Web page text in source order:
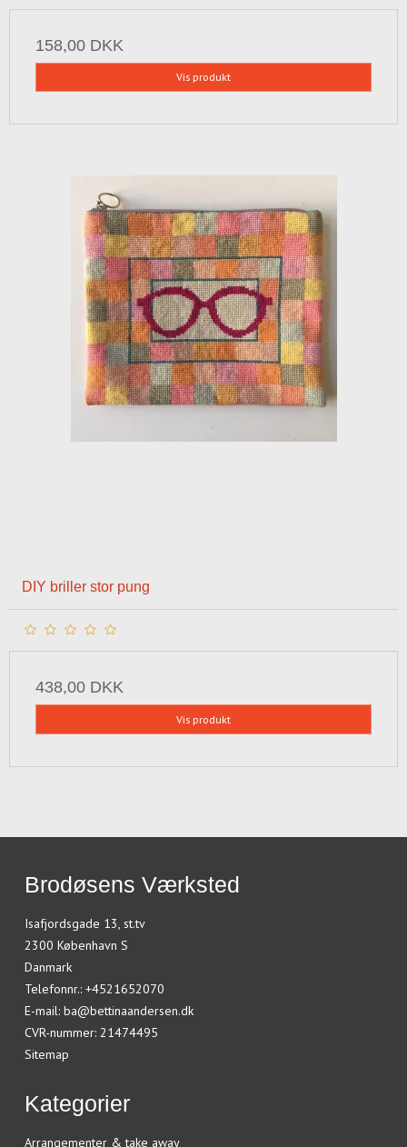
158,00 DKK
Vis produkt
DIY briller stor pung
438,00 DKK
Vis produkt
Brodøsens Værksted
Isafjordsgade 13, st.tv
2300 København S
Danmark
Telefonnr.: +4521652070
E-mail: ba@bettinaandersen.dk
CVR-nummer: 21474495
Sitemap
Kategorier
Arrangementer & take away